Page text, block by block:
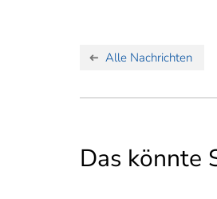
Alle Nachrichten
Das könnte